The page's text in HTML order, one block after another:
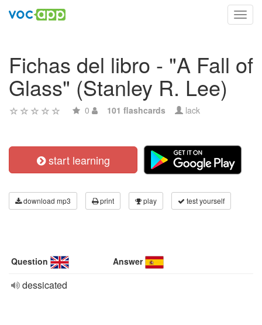
Fichas del libro - "A Fall of
Glass" (Stanley R. Lee)
0 101 flashcards lack
start learning
download mp3 print play test yourself
Question Answer
dessicated